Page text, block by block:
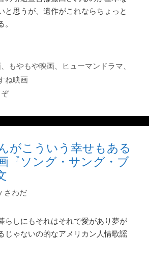
と思うが、遺作がこれならちょっと
、 もやもや映画、 ヒューマンドラマ、
ね映画
がこういう幸せもある
『ソング・サング・ブ
さわだ
らしにもそれはそれで愛があり夢が
じゃないの的なアメリカン人情歌謡